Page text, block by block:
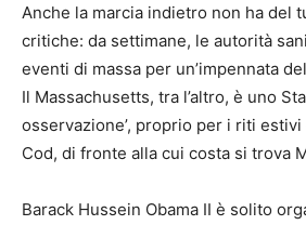
Anche la marcia indietro non ha del
critiche: da settimane, le autorità
eventi di massa per un’impennata
Il Massachusetts, tra l’altro, è uno
osservazione’, proprio per i riti
Cod, di fronte alla cui costa si trova
Barack Hussein Obama II è solito